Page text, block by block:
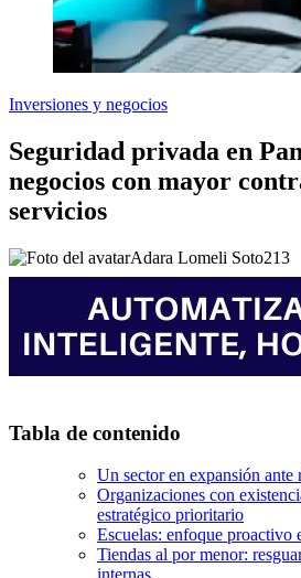
Inversiones y negocios
Seguridad privada en
negocios con mayor
servicios
Adara Lomeli Soto213
Tabla de contenido
Un sector en expansión ante
Organizaciones con
estratégico prioritario
Escuelas: enfoque proactivo
Tiendas al por menor: